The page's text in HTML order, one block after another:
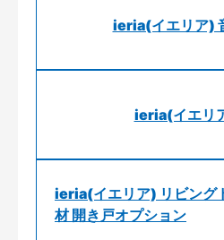
ieria(イエリア)
ieria(イエリ
ieria(イエリア) リビング
材 開き戸オプション